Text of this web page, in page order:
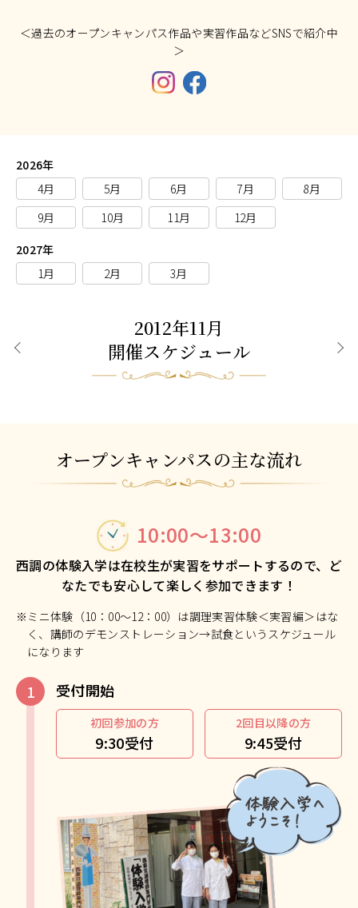
＜過去のオープンキャンパス作品や実習作品などSNSで紹介中
＞
2026年
4月
5月 6月 7月
8月
9月
10月 11月
12月
2027年
1月
2月 3月
2012年11月
開催スケジュール
オープンキャンパスの主な流れ
10:00～13:00
西調の体験入学は在校生が実習をサポートするので、ど
なたでも安心して楽しく参加できます！
※ミニ体験（10：00～12：00）は調理実習体験＜実習編＞はな
く、講師のデモンストレーション→試食というスケジュール
になります
受付開始
初回参加の方
9:30受付
2回目以降の方
9:45受付